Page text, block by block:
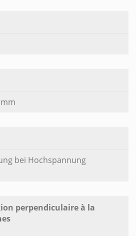
bei Hochspannung
perpendiculaire à la